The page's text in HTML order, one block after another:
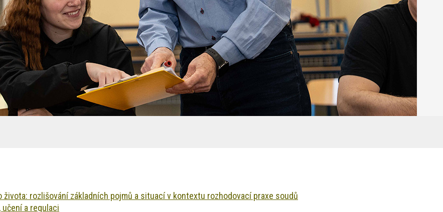
rozlišování základních pojmů a situací v kontextu rozhodovací praxe soudů
a regulaci